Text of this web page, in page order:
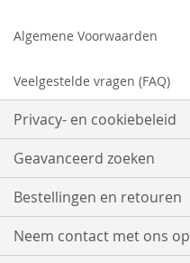
Algemene Voorwaarden
Veelgestelde vragen (FAQ)
Privacy- en cookiebeleid
Geavanceerd zoeken
Bestellingen en retouren
Neem contact met ons op